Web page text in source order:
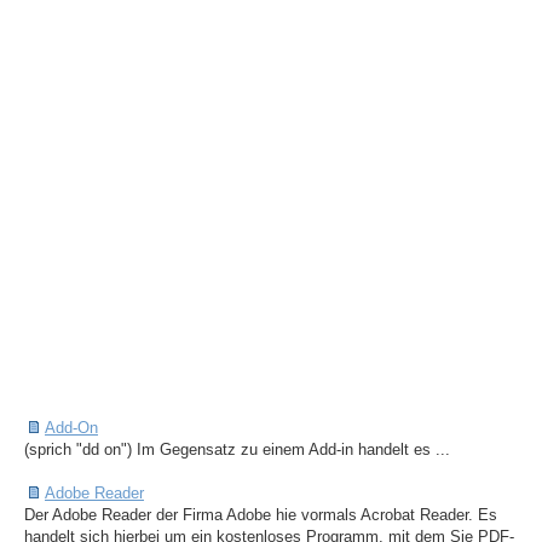
Add-On
(sprich "dd on") Im Gegensatz zu einem Add-in handelt es ...
Adobe Reader
Der Adobe Reader der Firma Adobe hie vormals Acrobat Reader. Es
handelt sich hierbei um ein kostenloses Programm, mit dem Sie PDF-